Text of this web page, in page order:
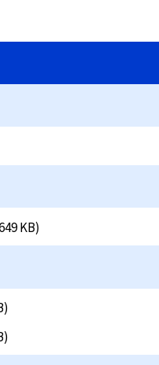
KB)